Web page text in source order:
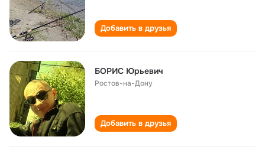
Добавить в друзья
БОРИС Юрьевич
Ростов-на-Дону
Добавить в друзья